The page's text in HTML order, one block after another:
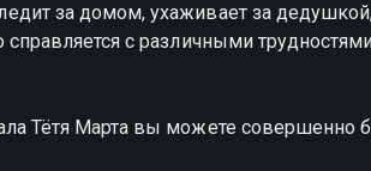
за домом, ухаживает за
справляется с различными
Тётя Марта вы можете совершенно